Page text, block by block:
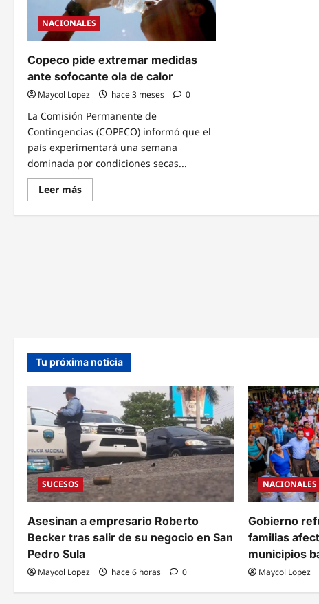
NACIONALES
Copeco pide extremar medidas
ante sofocante ola de calor
Maycol Lopez hace 3 meses 0
La Comisión Permanente de
Contingencias (COPECO) informó que el
país experimentará una semana
dominada por condiciones secas...
Leer másRead
more
Copeco
Tu próxima noticia
SUCESOS
Asesinan a empresario Roberto
Becker tras salir de su negocio en San
Pedro Sula
Maycol Lopez hace 6 horas 0
NACIONALES
Gobierno
familias
municipios
Maycol Lopez